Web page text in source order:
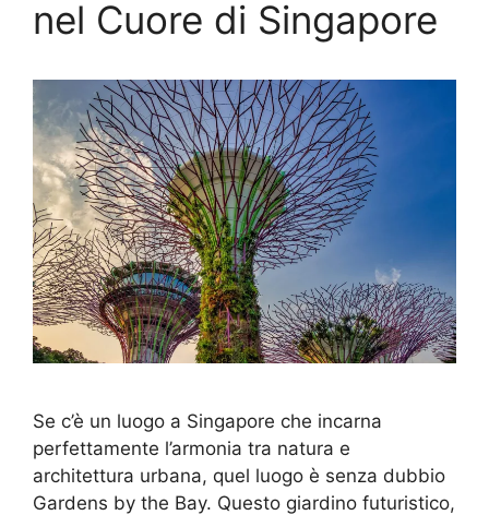
nel Cuore di Singapore
Se c’è un luogo a Singapore che incarna
perfettamente l’armonia tra natura e
architettura urbana, quel luogo è senza dubbio
Gardens by the Bay. Questo giardino futuristico,